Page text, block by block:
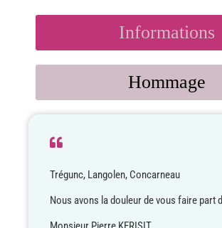
Informations
Hommage
Trégunc, Langolen, Concarneau
Nous avons la douleur de vous faire part